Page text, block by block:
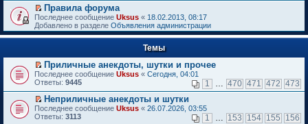
й
т
и
к
п
в
о
м
у
н
е
п
р
П
е
р
е
т
и
к
п
р
в
о
м
Правила форума
Последнее сообщение Uksus « 18.02.2013, 08:17
Добавлено в разделе Объявления администрации
Темы
П
е
е
й
т
и
Приличные анекдоты, шутки и прочее
Последнее сообщение Uksus « Сегодня, 04:01
Ответы: 9445 1 470 471 472 473
П
е
Неприличные анекдоты и шутки
Последнее сообщение Uksus « 26.07.2026, 03:55
Ответы: 3113 1 153 154 155 156